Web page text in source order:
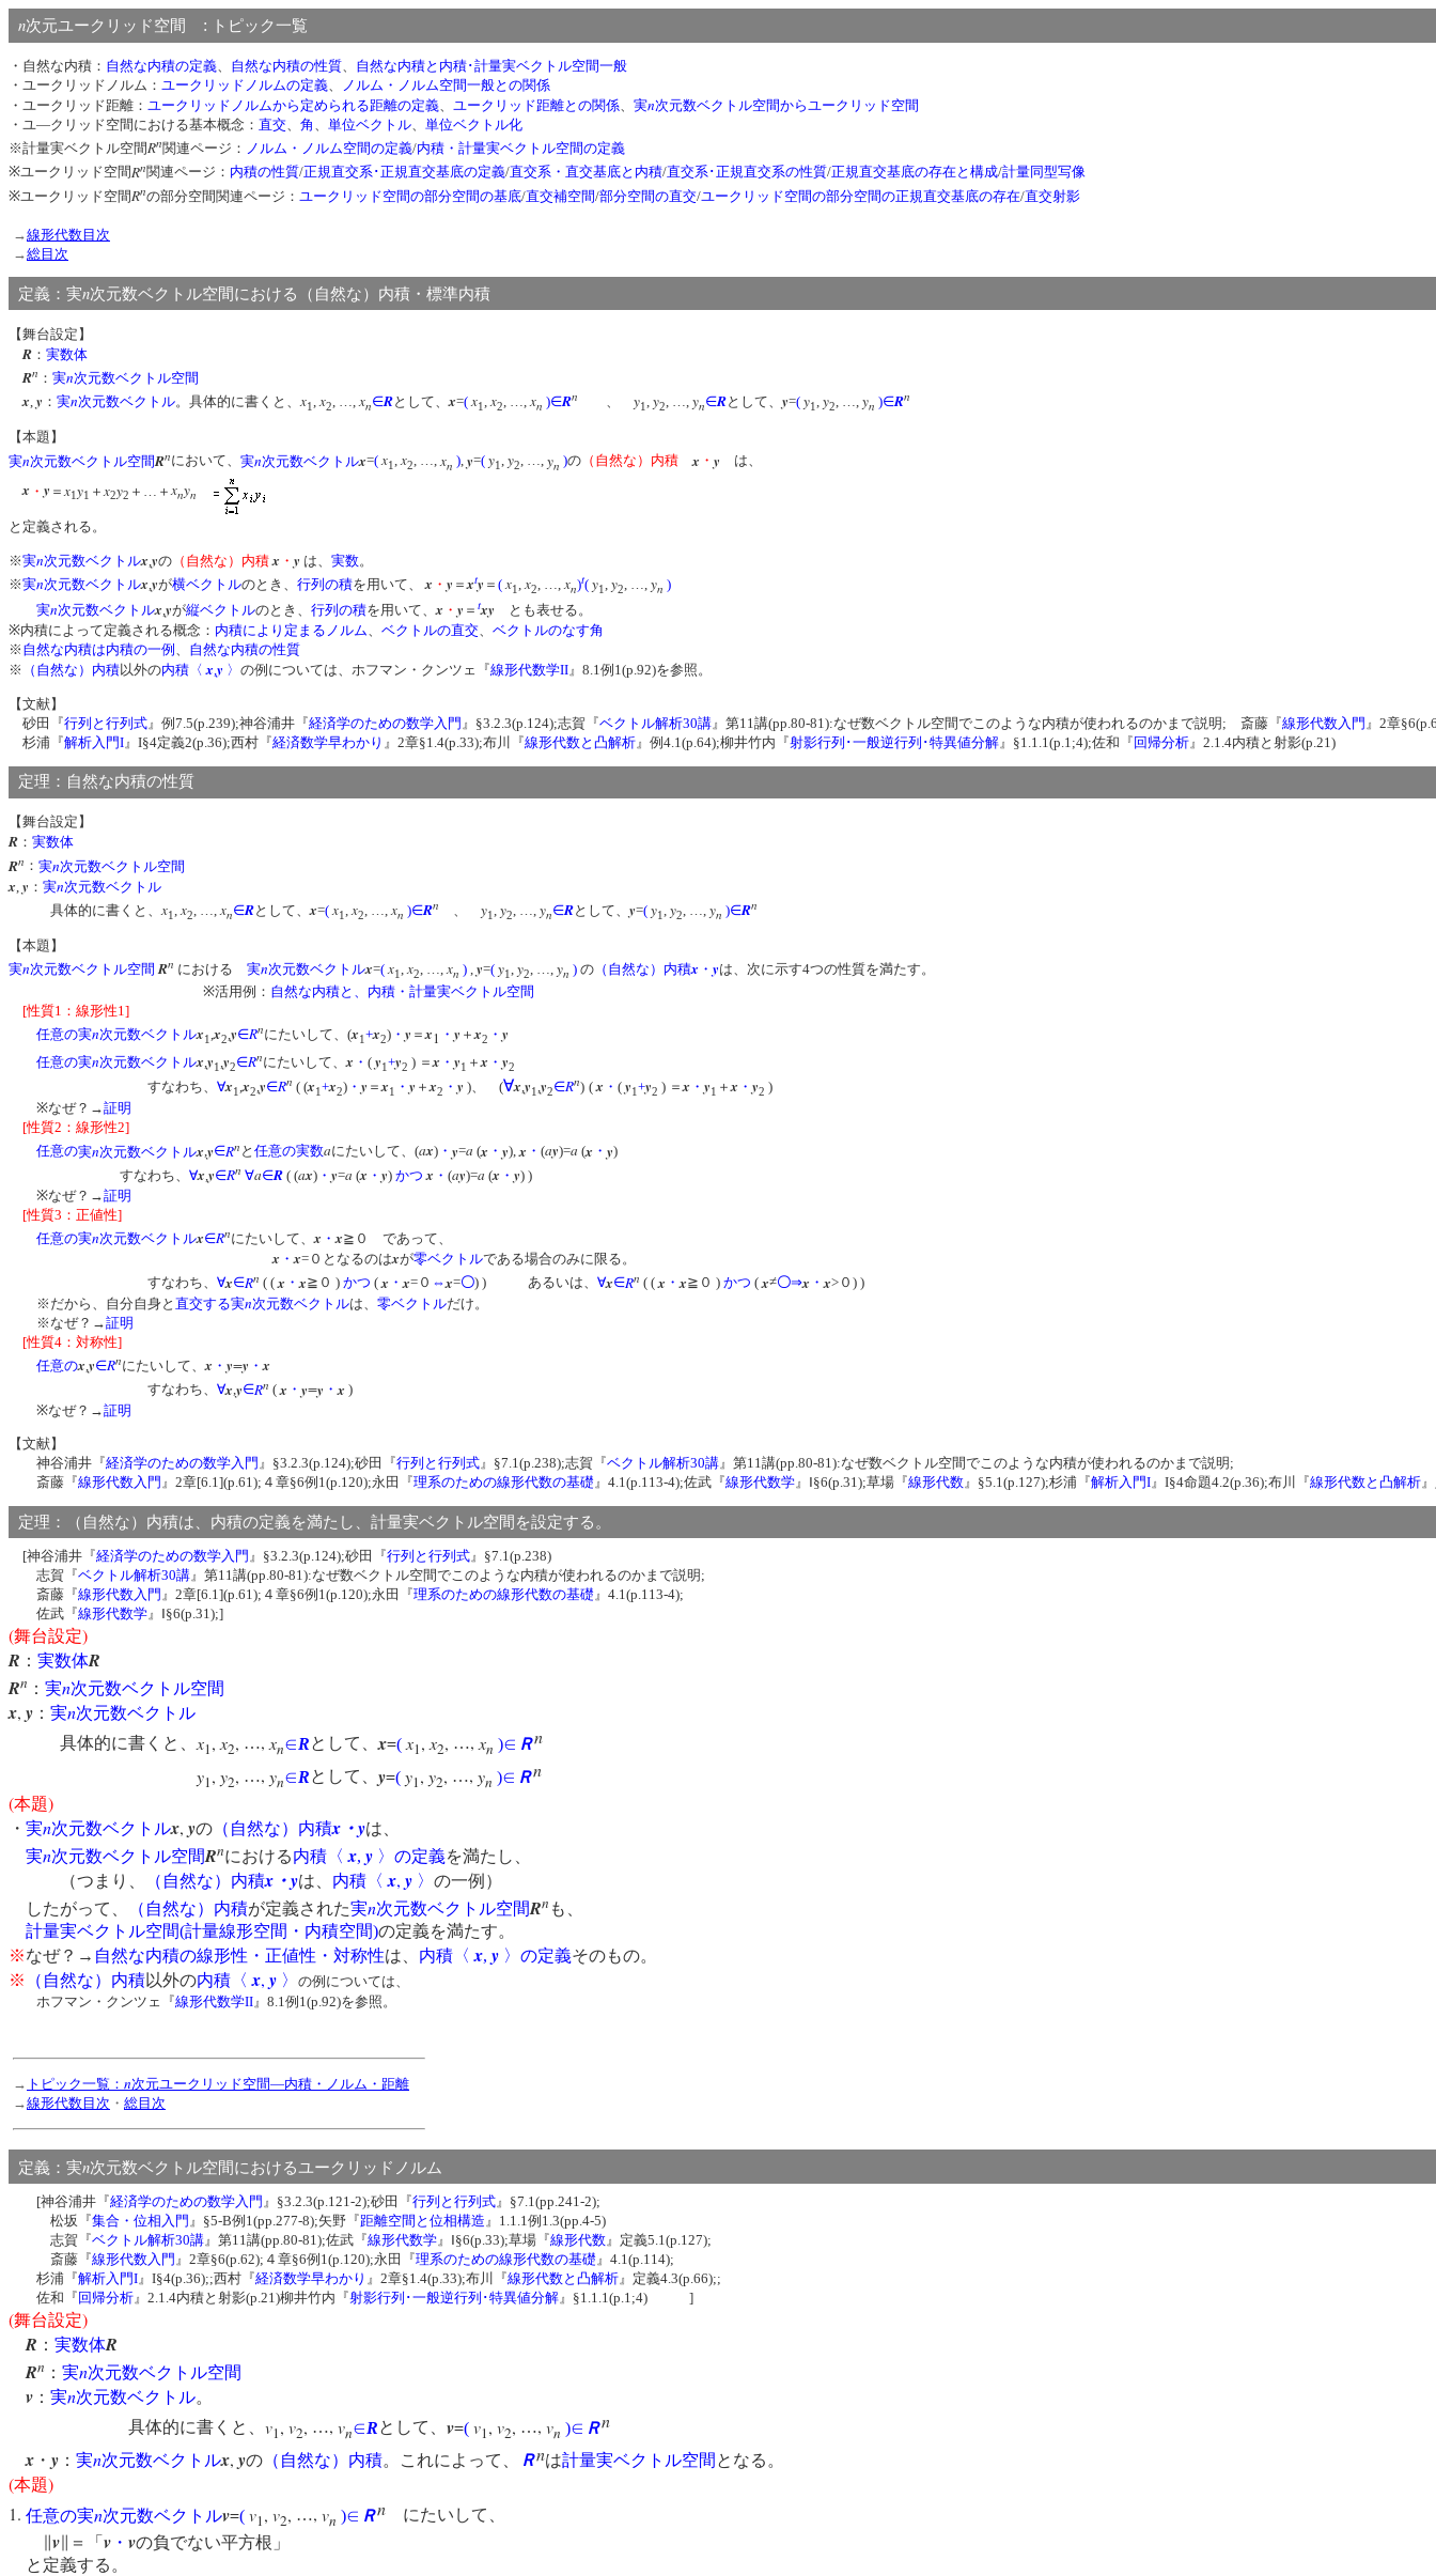
n次元ユークリッド空間 : トピック一覧
・自然な内積： 自然な内積の定義 自然な内積の性質
自然な内積と内積･計量実ベクトル空間一般
・ユークリッドノルム： ユークリッドノルムの定義
ノルム・ノルム空間一般との関係
・ユークリッド距離： ユークリッドノルムから定められる距離の定義 ユークリッド距離との関係 実n次元数ベクトル空間からユークリッド空間
・ユ―クリッド空間における基本概念： 直交 角 単位ベクトル
単位ベクトル化
※計量実ベクトル空間Rn関連ページ： ノルム・ノルム空間の定義/内積・計量実ベクトル空間の定義
※ユークリッド空間Rn関連ページ： 内積の性質/正規直交系･正規直交基底の定義/直交系・直交基底と内積/直交系･正規直交系の性質/正規直交基底の存在と構成/計量同型写像
※ユークリッド空間Rnの部分空間関連ページ： ユークリッド空間の部分空間の基底/直交補空間/部分空間の直交/ユークリッド空間の部分空間の正規直交基底の存在/直交射影
→線形代数目次
→総目次
定義：実n次元数ベクトル空間における（自然な）内積・標準内積
【舞台設定】
R ： 実数体
Rn ： 実n次元数ベクトル空間
x, y ： 実n次元数ベクトル。具体的に書くと、x1,x2, …,xn∈Rとして、x=( x1,x2, …,xn )∈Rn 、 y1, y2, …, yn∈Rとして、 y=( y1, y2, …, yn )∈Rn
【本題】
実n次元数ベクトル空間Rnにおいて、 実n次元数ベクトルx=( x1,x2, …, xn ), y=( y1, y2, …, yn )の （自然な）内積 x ・ y は、
x ・ y ＝ x1y1 ＋ x2y2 ＋…＋xnyn
と定義される。
※実n次元数ベクトルx yの （自然な）内積x ・ y は、 実数。
※実n次元数ベクトルx,yが横ベクトルのとき、 行列の積を用いて、 x ・ y ＝xty ＝ ( x1,x2, …,xn)t( y1, y2, …, yn )
実n次元数ベクトルx,yが縦ベクトルのとき、 行列の積を用いて、x ・ y ＝ txy とも表せる。
※内積によって定義される概念： 内積により定まるノルム、 ベクトルの直交、 ベクトルのなす角
※ 自然な内積は内積の一例 、 自然な内積の性質
※
（自然な）内積以外の内積〈x,y 〉 の例については、ホフマン・クンツェ『線形代数学II』8.1例1(p.92)を参照。
【文献】
砂田『行列と行列式 』例7.5(p.239);神谷浦井『経済学のための数学入門 』§3.2.3(p.124);志賀『ベクトル解析30講 』第11講(pp.80-81):なぜ数ベクトル空間でこのような内積が使われるのかまで説明; 斎藤『線形代数入門 』2章
杉浦『解析入門I 』I§4定義2(p.36);西村『経済数学早わかり 』2章§1.4(p.33);布川『線形代数と凸解析 』例4.1(p.64);柳井竹内『射影行列･一般逆行列･特異値分解 』§1.1.1(p.1;4);佐和『 回帰分析 』2.1.4内積と射影(p.21)
定理：自然な内積の性質
【舞台設定】
R ： 実数体
Rn ： 実n次元数ベクトル空間
x y ： 実n次元数ベクトル
具体的に書くと、 x1 x2 xn∈Rとして、x=( x1 x2 xn )∈Rn y1 y2 yn∈Rとして、 y=( y1 y2 yn )∈Rn
【本題】
実n次元数ベクトル空間 Rn における 実n次元数ベクトルx=( x1,x2, …,xn ) , y=( y1, y2, …, yn ) の （自然な）内積x ・ yは、次に示す4つの性質を満たす。
※活用例： 自然な内積と、内積・計量実ベクトル空間
[性質1：線形性1]
任意の実n次元数ベクトルx1,x2,y∈Rnにたいして、(x1+x2) ・ y ＝x1 ・ y ＋x2 ・ y
任意の実n次元数ベクトルx,y1,y2∈Rnにたいして、x ・ ( y1+y2 ) ＝x ・ y1 ＋x ・ y2
すなわち、 ∀x1,x2,y∈Rn ( (x1+x2) ・ y ＝x1 ・ y ＋x2 ・ y )、 (∀x,y1,y2∈Rn) (x ・ ( y1+y2 ) ＝x ・ y1 ＋x ・ y2 )
※なぜ？→証明
[性質2：線形性2]
任意の実n次元数ベクトルx,y∈Rn と 任意の実数aにたいして、(ax) ・ y=a (x ・ y),x ・ (ay)=a (x ・ y)
すなわち、 ∀x,y∈Rn ∀a∈R ( (ax) ・ y=a (x ・ y) かつ x ・ (ay)=a (x ・ y) )
※なぜ？→証明
[性質3：正値性]
任意の実n次元数ベクトルx∈Rnにたいして、x ・x≧０ であって、
x ・x=０となるのはxが零ベクトルである場合のみに限る。
すなわち、 ∀x∈Rn ( (x ・x≧０ ) かつ (x ・x=０ ⇔x=〇) ) あるいは、 ∀x∈Rn ( (x ・x≧０ ) かつ (x≠〇⇒x ・x>０) )
※だから、自分自身と 直交する実n次元数ベクトルは、 零ベクトルだけ。
※なぜ？→証明
[性質4：対称性]
任意のx,y∈Rnにたいして、x ・ y=y ・x
すなわち、 ∀x,y∈Rn (x ・ y=y ・x )
※なぜ？→証明
【文献】
神谷浦井『経済学のための数学入門 』§3.2.3(p.124);砂田『行列と行列式』§7.1(p.238);志賀『ベクトル解析30講』第11講(pp.80-81):なぜ数ベクトル空間でこのような内積が使われるのかまで説明;
斎藤『線形代数入門 』2章[6.1](p.61);４章§6例1(p.120);永田『理系のための線形代数の基礎』4.1(p.113-4);佐武『線形代数学』Ⅰ§6(p.31);草場『線形代数』§5.1(p.127);杉浦『解析入門I』I§4命題4.2(p.36);布川『線形代数と凸解析
定理：（自然な）内積は、内積の定義を満たし、計量実ベクトル空間を設定する。
[神谷浦井『経済学のための数学入門 』§3.2.3(p.124);砂田『行列と行列式』§7.1(p.238)
志賀『ベクトル解析30講』第11講(pp.80-81):なぜ数ベクトル空間でこのような内積が使われるのかまで説明;
斎藤『線形代数入門 』2章[6.1](p.61);４章§6例1(p.120);永田『理系のための線形代数の基礎』4.1(p.113-4);
佐武『線形代数学』Ⅰ§6(p.31);]
(舞台設定)
R ： 実数体R
Rn ： 実n次元数ベクトル空間
x, y ： 実n次元数ベクトル
具体的に書くと、 x1, x2, …, xn∈Rとして、x=( x1, x2, …, xn )∈ Ｒn
y1, y2, …, yn∈Rとして、 y=( y1, y2, …, yn )∈ Ｒn
(本題)
・ 実n次元数ベクトルx, yの （自然な）内積x ・ yは、
実n次元数ベクトル空間Rnにおける内積〈 x, y 〉の定義を満たし、
（つまり、
（自然な）内積x ・ yは、 内積〈 x, y 〉 の一例）
したがって、
（自然な）内積が定義された実n次元数ベクトル空間Rn も、
計量実ベクトル空間(計量線形空間・内積空間)の定義を満たす。
※なぜ？→ 自然な内積の線形性・正値性・対称性は、 内積〈 x, y 〉の定義そのもの。
※
（自然な）内積以外の内積〈 x, y 〉 の例については、
ホフマン・クンツェ『線形代数学II』8.1例1(p.92)を参照。
→ トピック一覧： n次元ユークリッド空間―内積・ノルム・距離
→線形代数目次 ・ 総目次
定義：実n次元数ベクトル空間におけるユークリッドノルム
[神谷浦井『経済学のための数学入門 』§3.2.3(p.121-2);砂田『行列と行列式』§7.1(pp.241-2);
松坂『集合・位相入門 』§5-B例1(pp.277-8);矢野『距離空間と位相構造』1.1.1例1.3(pp.4-5)
志賀『ベクトル解析30講』第11講(pp.80-81);佐武『線形代数学』Ⅰ§6(p.33);草場『線形代数』定義5.1(p.127);
斎藤『線形代数入門 』2章§6(p.62);４章§6例1(p.120);永田『理系のための線形代数の基礎』4.1(p.114);
杉浦『解析入門I』I§4(p.36);;西村『経済数学早わかり 』2章§1.4(p.33);布川『線形代数と凸解析』定義4.3(p.66);;
佐和『 回帰分析』2.1.4内積と射影(p.21)柳井竹内『射影行列･一般逆行列･特異値分解』§1.1.1(p.1;4) ]
(舞台設定)
R ： 実数体R
Rn ： 実n次元数ベクトル空間
v ： 実n次元数ベクトル。
具体的に書くと、 v1, v2, …, vn∈Rとして、 v=( v1, v2, …, vn )∈ Ｒn
x ・ y ： 実n次元数ベクトルx, yの （自然な）内積。これによって、 Ｒnは計量実ベクトル空間 となる。
(本題)
1. 任意の実n次元数ベクトルv=( v1, v2, …, vn )∈ Ｒn にたいして、
v ∥＝「 v ・ vの負でない平方根」
と定義する。